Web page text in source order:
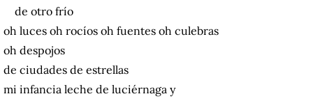
de otro frío
oh luces oh rocíos oh fuentes oh culebras
oh despojos
de ciudades de estrellas
mi infancia leche de luciérnaga y